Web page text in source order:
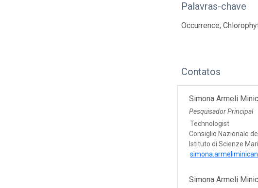
Palavras-chave
Occurrence;
Contatos
Simona Armeli
Pesquisador Principal
Technologist
Consiglio Nazionale
Istituto di Scienze
Simona Armeli